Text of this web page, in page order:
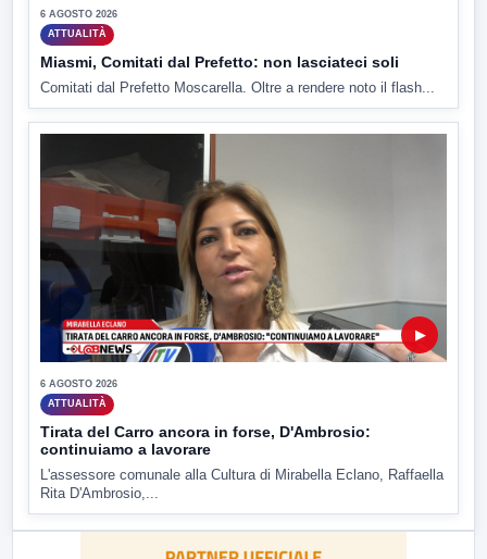
6 AGOSTO 2026
ATTUALITÀ
Miasmi, Comitati dal Prefetto: non lasciateci soli
Comitati dal Prefetto Moscarella. Oltre a rendere noto il flash...
▶
6 AGOSTO 2026
ATTUALITÀ
Tirata del Carro ancora in forse, D'Ambrosio:
continuiamo a lavorare
L'assessore comunale alla Cultura di Mirabella Eclano, Raffaella
Rita D'Ambrosio,...